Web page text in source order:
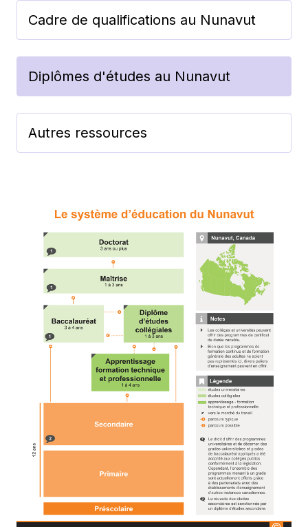
Cadre de qualifications au Nunavut
Diplômes d'études au Nunavut
Autres ressources